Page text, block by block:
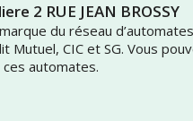
2 RUE JEAN BROSSY
du réseau
Mutuel, CIC et SG. Vous
automates.